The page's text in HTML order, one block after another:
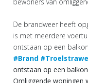
De brandweer heeft
is met meerdere
ontstaan op een
#Brand
ontstaan op een
Omliggende woningen